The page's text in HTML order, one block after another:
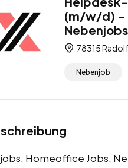
(m/w/d) –
78315
Nebenjob
Homeoffice Jobs,